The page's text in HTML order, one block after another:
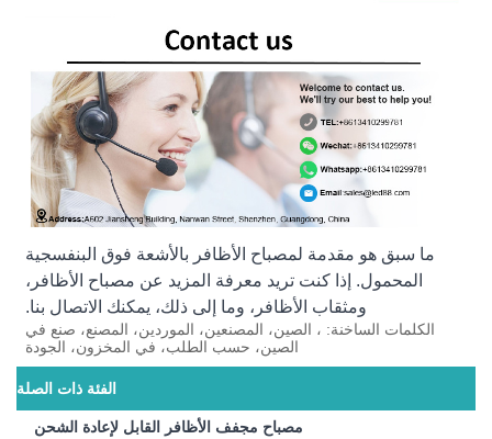
ما سبق هو مقدمة لمصباح الأظافر بالأشعة فوق البنفسجية
المحمول. إذا كنت تريد معرفة المزيد عن مصباح الأظافر،
ومثقاب الأظافر، وما إلى ذلك، يمكنك الاتصال بنا.
الكلمات الساخنة: ، الصين، المصنعين، الموردين، المصنع، صنع في
الصين، حسب الطلب، في المخزون، الجودة
الفئة ذات الصلة
مصباح مجفف الأظافر القابل لإعادة الشحن